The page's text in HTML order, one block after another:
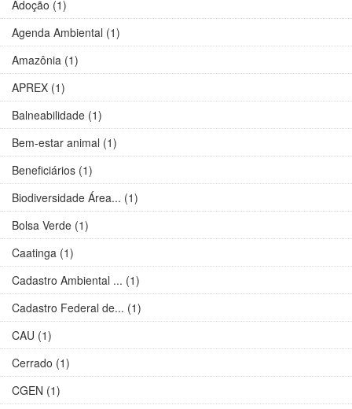
Adoção (1)
Agenda Ambiental (1)
Amazônia (1)
APREX (1)
Balneabilidade (1)
Bem-estar animal (1)
Beneficiários (1)
Biodiversidade Área... (1)
Bolsa Verde (1)
Caatinga (1)
Cadastro Ambiental ... (1)
Cadastro Federal de... (1)
CAU (1)
Cerrado (1)
CGEN (1)